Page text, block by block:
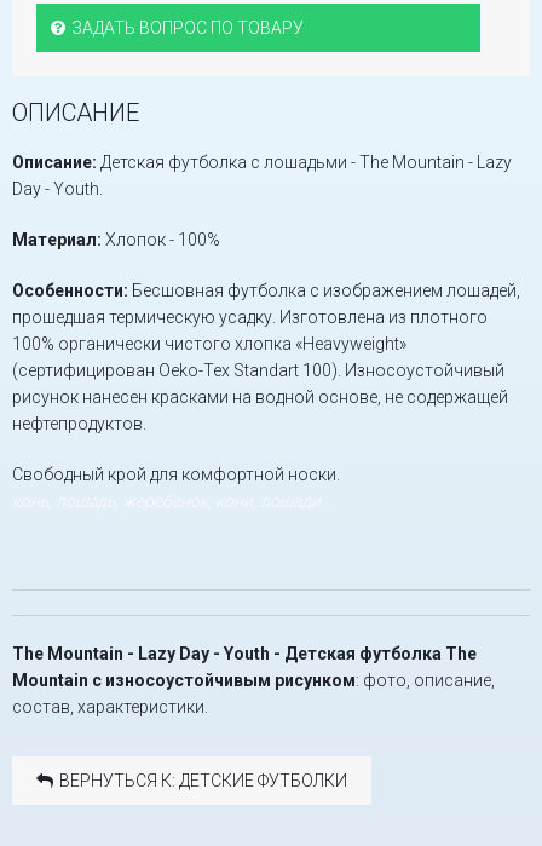
ЗАДАТЬ ВОПРОС ПО ТОВАРУ
ОПИСАНИЕ
Описание: Детская футболка с лошадьми - The Mountain - Lazy
Day - Youth.
Материал: Хлопок - 100%
Особенности: Бесшовная футболка с изображением лошадей,
прошедшая термическую усадку. Изготовлена из плотного
100% органически чистого хлопка «Heavyweight»
(сертифицирован Oeko-Tex Standart 100). Износоустойчивый
рисунок нанесен красками на водной основе, не содержащей
нефтепродуктов.
Свободный крой для комфортной носки.
конь, лошадь, жеребенок, кони, лошади
The Mountain - Lazy Day - Youth - Детская футболка The
Mountain с износоустойчивым рисунком: фото, описание,
состав, характеристики.
ВЕРНУТЬСЯ К: ДЕТСКИЕ ФУТБОЛКИ